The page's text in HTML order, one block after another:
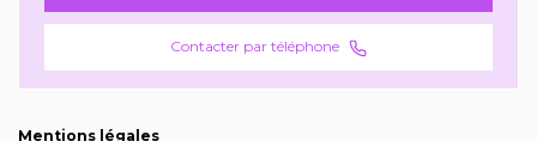
Contacter par téléphone
Mentions légales